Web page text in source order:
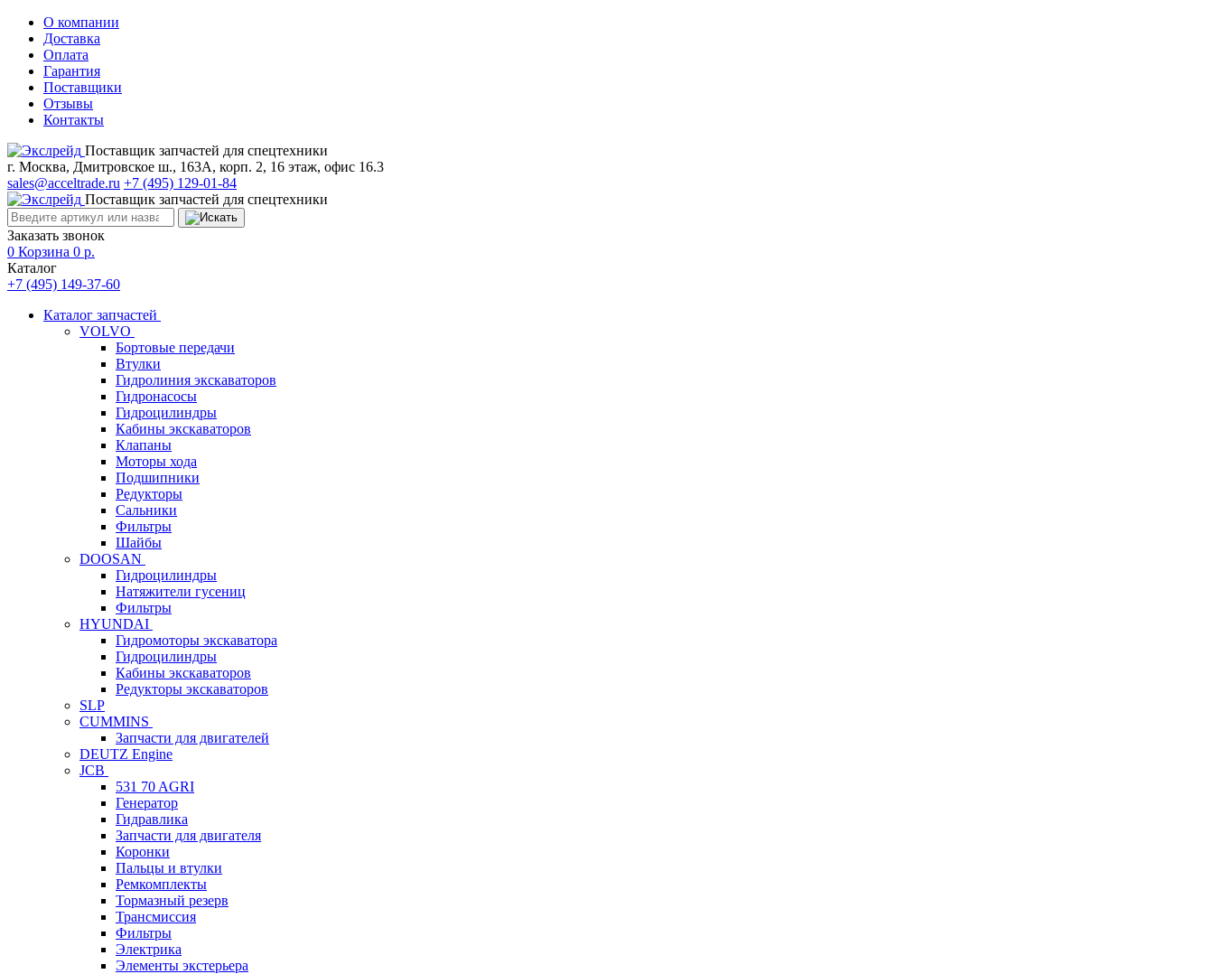
О компании
Доставка
Оплата
Гарантия
Поставщики
Отзывы
Контакты
Поставщик запчастей для спецтехники
г. Москва, Дмитровское ш., 163А, корп. 2, 16 этаж, офис 16.3
sales@acceltrade.ru +7 (495) 129-01-84
Поставщик запчастей для спецтехники
Заказать звонок
0 Корзина 0 р.
Каталог
+7 (495) 149-37-60
Каталог запчастей
VOLVO
Бортовые передачи
Втулки
Гидролиния экскаваторов
Гидронасосы
Гидроцилиндры
Кабины экскаваторов
Клапаны
Моторы хода
Подшипники
Редукторы
Сальники
Фильтры
Шайбы
DOOSAN
Гидроцилиндры
Натяжители гусениц
Фильтры
HYUNDAI
Гидромоторы экскаватора
Гидроцилиндры
Кабины экскаваторов
Редукторы экскаваторов
SLP
CUMMINS
Запчасти для двигателей
DEUTZ Engine
JCB
531 70 AGRI
Генератор
Гидравлика
Запчасти для двигателя
Коронки
Пальцы и втулки
Ремкомплекты
Тормазный резерв
Трансмиссия
Фильтры
Электрика
Элементы экстерьера